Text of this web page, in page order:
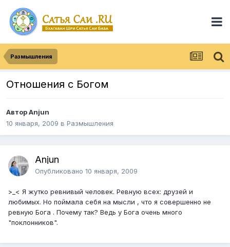
Размышления
Отношения с Богом
Автор Anjun
10 января, 2009 в Размышления
Anjun
Опубликовано 10 января, 2009
>_< Я жутко ревнивый человек. Ревную всех: друзей и
любимых. Но поймала себя на мысли , что я совершенно не
ревную Бога . Почему так? Ведь у Бога очень много
"поклонников".